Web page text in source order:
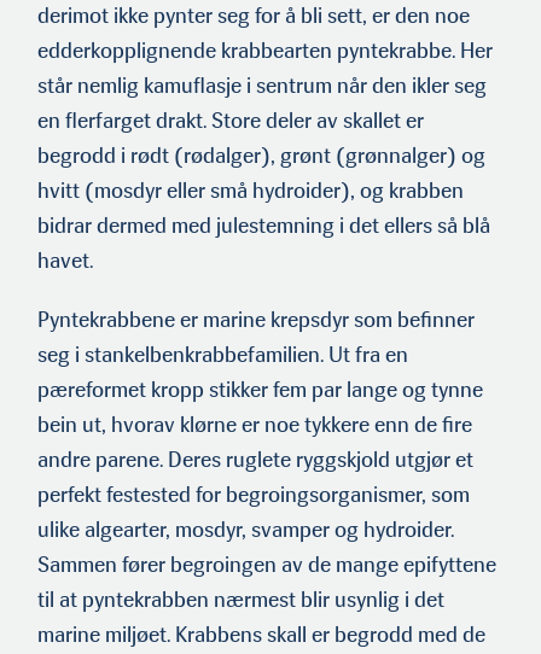
derimot ikke pynter seg for å bli sett, er den noe
edderkopplignende krabbearten pyntekrabbe. Her
står nemlig kamuflasje i sentrum når den ikler seg
en flerfarget drakt. Store deler av skallet er
begrodd i rødt (rødalger), grønt (grønnalger) og
hvitt (mosdyr eller små hydroider), og krabben
bidrar dermed med julestemning i det ellers så blå
havet.
Pyntekrabbene er marine krepsdyr som befinner
seg i stankelbenkrabbefamilien. Ut fra en
pæreformet kropp stikker fem par lange og tynne
bein ut, hvorav klørne er noe tykkere enn de fire
andre parene. Deres ruglete ryggskjold utgjør et
perfekt festested for begroingsorganismer, som
ulike algearter, mosdyr, svamper og hydroider.
Sammen fører begroingen av de mange epifyttene
til at pyntekrabben nærmest blir usynlig i det
marine miljøet. Krabbens skall er begrodd med de